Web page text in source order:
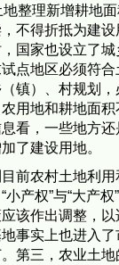
整理新增耕地
不得折抵为建
国家也设立了
点地区必须符
镇）、村规划
用地和耕地面
看，一些地方
了建设用地。
农村土地利用
产权”与“大产
该作出调整，以
事实上也进入
第三，农业土